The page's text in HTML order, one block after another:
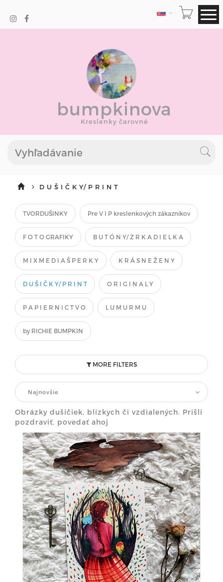
JAZYK
bumpkinova
Kreslenky čarovné
D U Š I Č K Y/ P R I N T
TVORDUŠINKY Pre V I P kreslenkových zákazníkov
F O T O GRAFIKY B U T Ó N Y/ Z R K A D I E L K A
M I X M E D I A Š P E R K Y K R Á S N E Ž E N Y
D U Š I Č K Y/ P R I N T O R I G I N A L Y
P A P I E R N I C T V O L U M U R M U
by RICHIE BUMPKIN
MORE FILTERS
Najnovšie
Obrázky dušičiek, blízkych či vzdialených. Prišli
pozdraviť, povedať ahoj